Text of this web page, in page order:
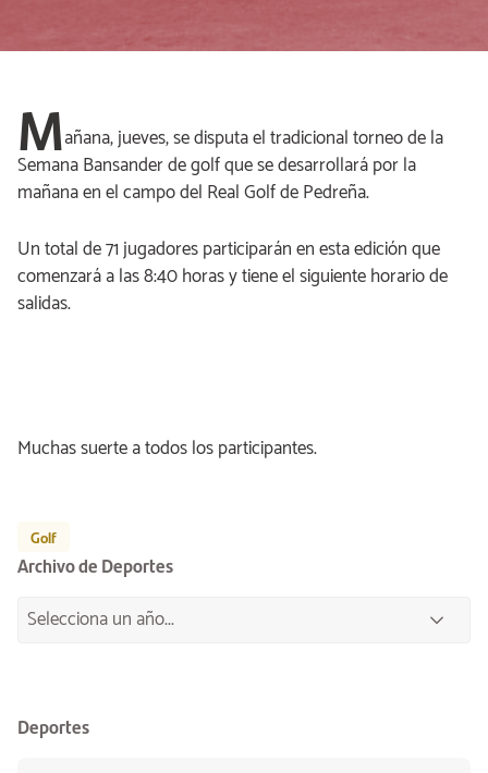
Mañana, jueves, se disputa el tradicional torneo de la
Semana Bansander de golf que se desarrollará por la
mañana en el campo del Real Golf de Pedreña.
Un total de 71 jugadores participarán en esta edición que
comenzará a las 8:40 horas y tiene el siguiente horario de
salidas.
Muchas suerte a todos los participantes.
Golf
Archivo de Deportes
Deportes